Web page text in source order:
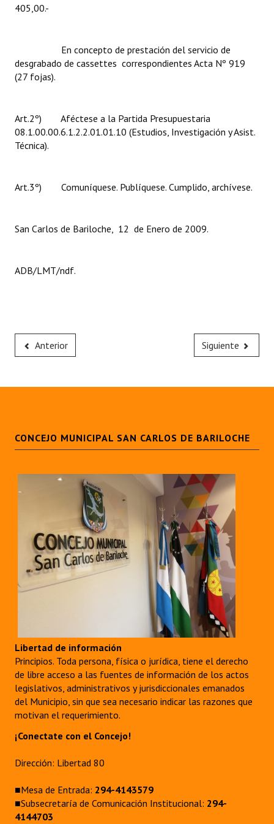
405,00.-
En concepto de prestación del servicio de
desgrabado de cassettes correspondientes Acta Nº 919
(27 fojas).
Art.2º) Aféctese a la Partida Presupuestaria
08.1.00.00.6.1.2.2.01.01.10 (Estudios, Investigación y Asist.
Técnica).
Art.3º) Comuníquese. Publíquese. Cumplido, archívese.
San Carlos de Bariloche, 12 de Enero de 2009.
ADB/LMT/ndf.
Anterior Siguiente
CONCEJO MUNICIPAL SAN CARLOS DE BARILOCHE
Libertad de información
Principios. Toda persona, física o jurídica, tiene el derecho
de libre acceso a las fuentes de información de los actos
legislativos, administrativos y jurisdiccionales emanados
del Municipio, sin que sea necesario indicar las razones que
motivan el requerimiento.
¡Conectate con el Concejo!
Dirección: Libertad 80
■Mesa de Entrada: 294-4143579
■Subsecretaría de Comunicación Institucional: 294-
4144703